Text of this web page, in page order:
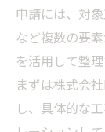
善術
リフ
株式
イス
制度
申請には、対
など複数の要
を活用して整
まずは株式会
し、具体的な